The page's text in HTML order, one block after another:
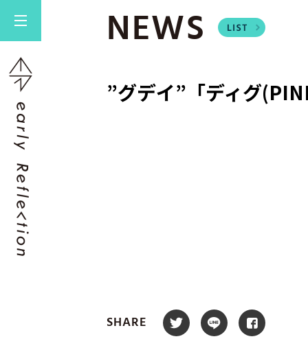
NEWS
”グデイ”「ディグ
SHARE